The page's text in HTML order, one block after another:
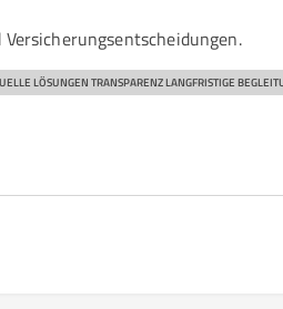
LÖSUNGEN TRANSPARENZ LANGFRISTIGE